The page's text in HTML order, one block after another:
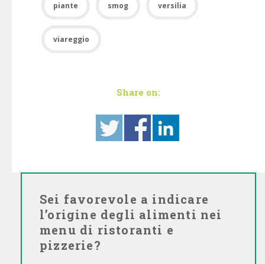
piante smog versilia
viareggio
Share on:
Sei favorevole a indicare
l’origine degli alimenti nei
menu di ristoranti e
pizzerie?